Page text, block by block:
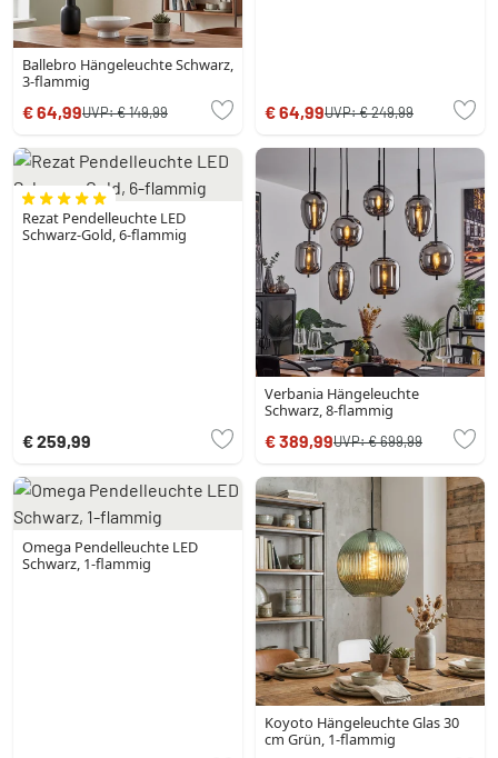
Ballebro Hängeleuchte Schwarz,
3-flammig
€ 64,99UVP:€ 149,99 € 64,99UVP:€ 249,99
Rezat Pendelleuchte LED
Schwarz-Gold, 6-flammig
€ 259,99
Verbania Hängeleuchte
Schwarz, 8-flammig
€ 389,99UVP:€ 699,99
Omega Pendelleuchte LED
Schwarz, 1-flammig
Koyoto Hängeleuchte Glas 30
cm Grün, 1-flammig